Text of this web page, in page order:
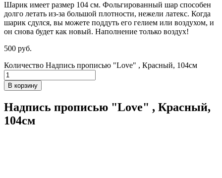
Шарик имеет размер 104 см. Фольгированный шар способен
долго летать из-за большой плотности, нежели латекс. Когда
шарик сдулся, вы можете поддуть его гелием или воздухом, и
он снова будет как новый. Наполнение только воздух!
500 руб.
Количество Надпись прописью "Love" , Красный, 104см
В корзину
Надпись прописью "Love" , Красный,
104см